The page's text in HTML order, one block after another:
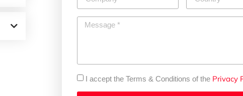
I accept the Terms & Conditions of the Privacy